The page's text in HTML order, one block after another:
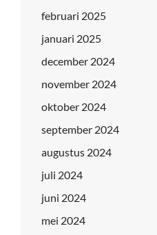
februari 2025
januari 2025
december 2024
november 2024
oktober 2024
september 2024
augustus 2024
juli 2024
juni 2024
mei 2024